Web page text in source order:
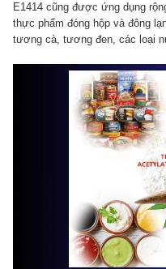
E1414 cũng được ứng dụng
thực phẩm đóng hộp và đông
tương cà, tương đen, các loại